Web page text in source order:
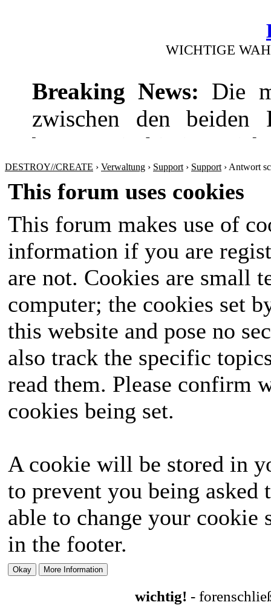
WICHTIGE
Breaking News: Die
zwischen den beiden
bevor! Die hitzige
wie die
Sicherheitspolitik
werden sich nichts
Amt im Land wird in
ausgetragen, das
die Wähler mit seinen
seine Seite ziehen
hervorgehen?
unvergessliches
DESTROY//CREATE › Verwaltung › Support › Support › Antwort
This forum uses cookies
This forum makes use of
information if you are
are not. Cookies are small
computer; the cookies set
this website and pose no
also track the specific
read them. Please confirm
cookies being set.
A cookie will be stored in
to prevent you being
able to change your
in the footer.
wichtig! -